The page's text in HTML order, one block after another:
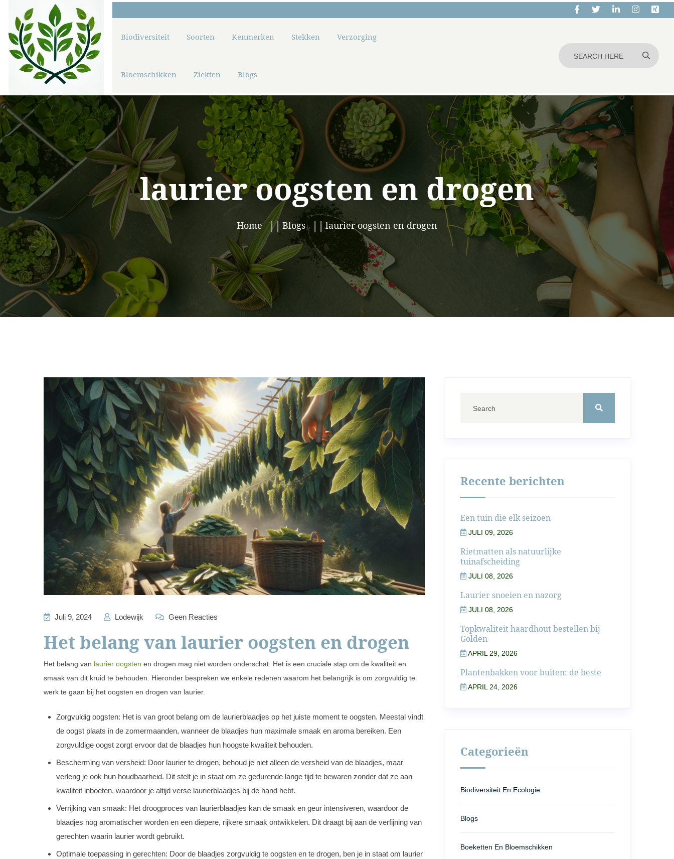
Biodiversiteit Soorten Kenmerken Stekken Verzorging
Bloemschikken Ziekten Blogs
laurier oogsten en drogen
Home Blogs laurier oogsten en drogen
Juli 9, 2024 Lodewijk Geen Reacties
Het belang van laurier oogsten en drogen
Het belang van laurier oogsten en drogen mag niet worden onderschat. Het is een cruciale stap om de kwaliteit en
smaak van dit kruid te behouden. Hieronder bespreken we enkele redenen waarom het belangrijk is om zorgvuldig te
werk te gaan bij het oogsten en drogen van laurier.
Zorgvuldig oogsten: Het is van groot belang om de laurierblaadjes op het juiste moment te oogsten. Meestal vindt
de oogst plaats in de zomermaanden, wanneer de blaadjes hun maximale smaak en aroma bereiken. Een
zorgvuldige oogst zorgt ervoor dat de blaadjes hun hoogste kwaliteit behouden.
Bescherming van versheid: Door laurier te drogen, behoud je niet alleen de versheid van de blaadjes, maar
verleng je ook hun houdbaarheid. Dit stelt je in staat om ze gedurende lange tijd te bewaren zonder dat ze aan
kwaliteit inboeten, waardoor je altijd verse laurierblaadjes bij de hand hebt.
Verrijking van smaak: Het droogproces van laurierblaadjes kan de smaak en geur intensiveren, waardoor de
blaadjes nog aromatischer worden en een diepere, rijkere smaak ontwikkelen. Dit draagt bij aan de verfijning van
gerechten waarin laurier wordt gebruikt.
Optimale toepassing in gerechten: Door de blaadjes zorgvuldig te oogsten en te drogen, ben je in staat om laurier
Recente berichten
Een tuin die elk seizoen
JULI 09, 2026
Rietmatten als natuurlijke
tuinafscheiding
JULI 08, 2026
Laurier snoeien en nazorg
JULI 08, 2026
Topkwaliteit haardhout bestellen bij
Golden
APRIL 29, 2026
Plantenbakken voor buiten: de beste
APRIL 24, 2026
Categorieën
Biodiversiteit En Ecologie
Blogs
Boeketten En Bloemschikken